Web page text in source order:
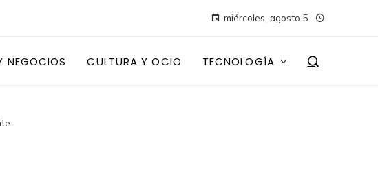
miércoles, agosto 5
NEGOCIOS CULTURA Y OCIO TECNOLOGÍA